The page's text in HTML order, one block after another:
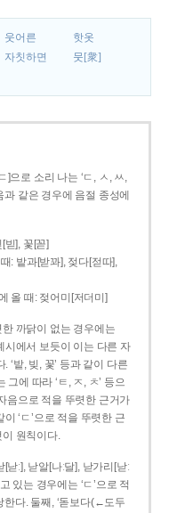
웃어른
핫옷
자칫하면
뭇[衆]
]으로 소리 나는 ‘ㄷ, ㅅ, ㅆ,
과 같은 경우에 음절 종성에
], 꽃[꼳]
: 밭과[받꽈], 젖다[젇따],
올 때: 젖어미[저더미]
한 까닭이 없는 경우에는
시에서 보듯이 이는 다른 자
‘밭, 빚, 꽃’ 등과 같이 다른
에 따라 ‘ㅌ, ㅈ, ㅊ’ 등으
음으로 적을 뚜렷한 근거가
‘ㄷ’으로 적을 뚜렷한 근
이 원칙이다.
[낟ː], 낟알[나ː달], 낟가리[낟ː
있는 경우에는 ‘ㄷ’으로 적
한다. 둘째, ‘돋보다(←도두